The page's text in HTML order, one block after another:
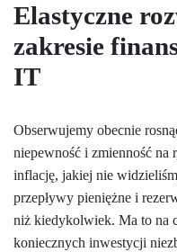
Elastyczne
zakresie
IT
Obserwujemy obecnie
niepewność i zmienność
inflację, jakiej nie
przepływy pieniężne i
niż kiedykolwiek. Ma to na
koniecznych inwestycji